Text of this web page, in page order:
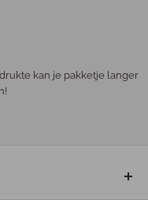
kan je pakketje langer